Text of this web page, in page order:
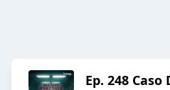
Ep. 248 Caso